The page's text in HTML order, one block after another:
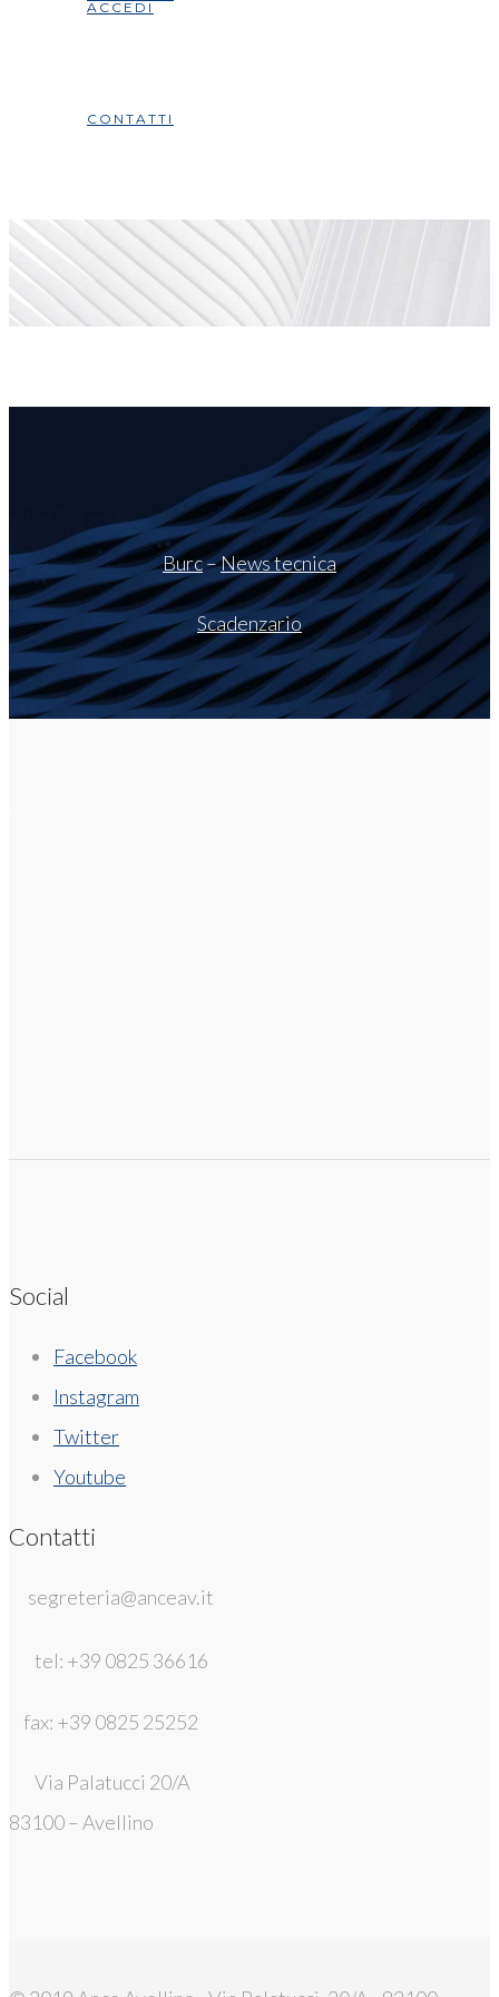
ACCEDI
CONTATTI
Burc–News tecnica
Scadenzario
Social
Facebook
Instagram
Twitter
Youtube
Contatti
segreteria@anceav.it
tel: +39 0825 36616
fax: +39 0825 25252
Via Palatucci 20/A
83100 – Avellino